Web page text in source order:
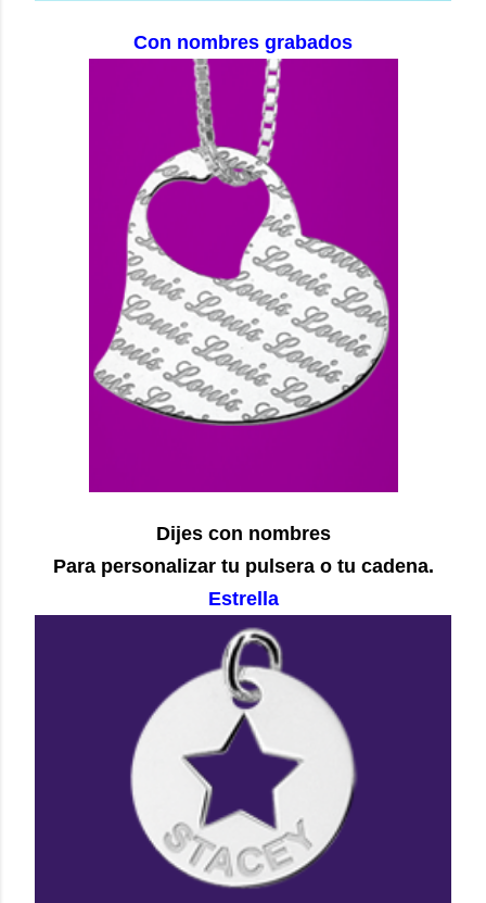
Con nombres grabados
Dijes con nombres
Para personalizar tu pulsera o tu cadena.
Estrella